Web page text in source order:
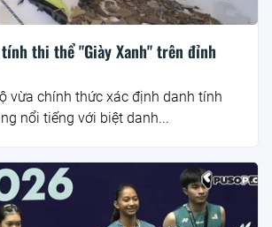
thi thể "Giày Xanh" trên đỉnh
vừa chính thức xác định danh tính
nổi tiếng với biệt danh...